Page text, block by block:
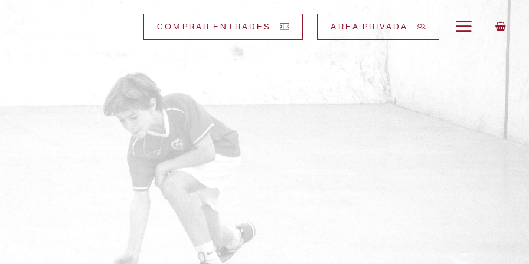
COMPRAR ENTRADES AREA PRIVADA